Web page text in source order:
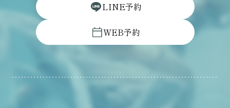
LINE予約
WEB予約